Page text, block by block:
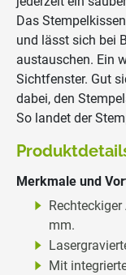
Das
und lässt sich bei
austauschen. Ein
Sichtfenster. Gut
dabei, den
So landet der
Merkmale und
mm.
Mit